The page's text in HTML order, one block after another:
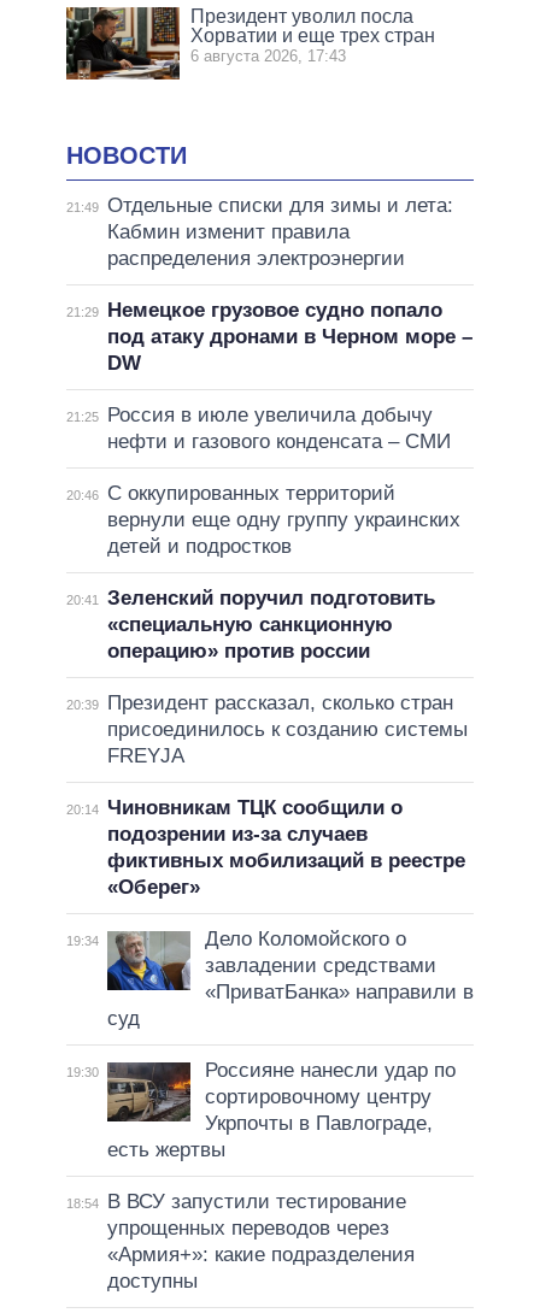
Президент уволил посла
Хорватии и еще трех стран
6 августа 2026, 17:43
НОВОСТИ
21:49 Отдельные списки для зимы и лета:
Кабмин изменит правила
распределения электроэнергии
21:29
Немецкое грузовое судно попало
под атаку дронами в Черном море –
DW
21:25
Россия в июле увеличила добычу
нефти и газового конденсата – СМИ
20:46
С оккупированных территорий
вернули еще одну группу украинских
детей и подростков
20:41
Зеленский поручил подготовить
«специальную санкционную
операцию» против россии
20:39
Президент рассказал, сколько стран
присоединилось к созданию системы
FREYJA
20:14
Чиновникам ТЦК сообщили о
подозрении из-за случаев
фиктивных мобилизаций в реестре
«Оберег»
19:34
Дело Коломойского о
завладении средствами
«ПриватБанка» направили в
суд
19:30
Россияне нанесли удар по
сортировочному центру
Укрпочты в Павлограде,
есть жертвы
18:54
В ВСУ запустили тестирование
упрощенных переводов через
«Армия+»: какие подразделения
доступны